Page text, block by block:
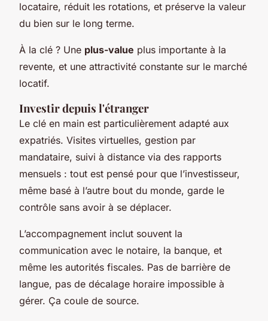
locataire, réduit les rotations, et préserve la valeur
du bien sur le long terme.
À la clé ? Une plus-value plus importante à la
revente, et une attractivité constante sur le marché
locatif.
Investir depuis l'étranger
Le clé en main est particulièrement adapté aux
expatriés. Visites virtuelles, gestion par
mandataire, suivi à distance via des rapports
mensuels : tout est pensé pour que l’investisseur,
même basé à l’autre bout du monde, garde le
contrôle sans avoir à se déplacer.
L’accompagnement inclut souvent la
communication avec le notaire, la banque, et
même les autorités fiscales. Pas de barrière de
langue, pas de décalage horaire impossible à
gérer. Ça coule de source.